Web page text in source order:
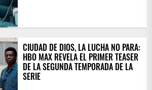
CIUDAD DE DIOS, LA LUCHA NO PARA:
HBO MAX REVELA EL PRIMER TEASER
DE LA SEGUNDA TEMPORADA DE LA
SERIE